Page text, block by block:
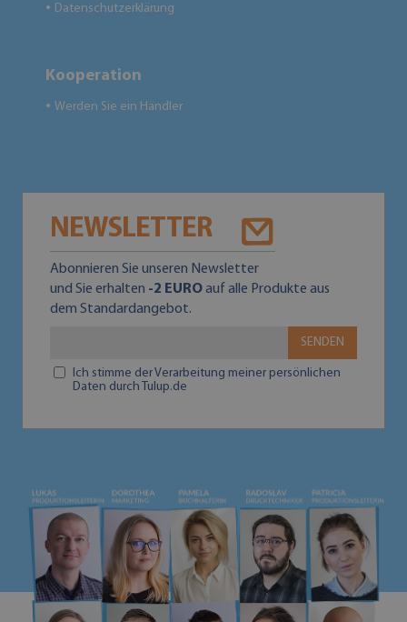
● Datenschutzerklärung
Kooperation
● Werden Sie ein Händler
NEWSLETTER
Abonnieren Sie unseren Newsletter
und Sie erhalten -2 EUROauf alle Produkte aus
dem Standardangebot.
SENDEN
Ich stimme der Verarbeitung meiner persönlichen
Daten durch Tulup.de